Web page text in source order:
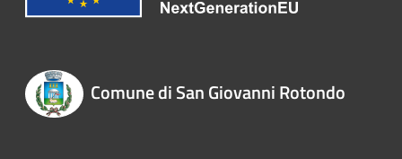
Comune di San Giovanni Rotondo